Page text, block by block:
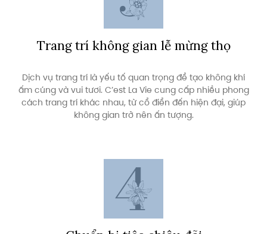
Trang trí không gian lễ mừng thọ
Dịch vụ trang trí là yếu tố quan trọng để tạo không khí
ấm cúng và vui tươi. C’est La Vie cung cấp nhiều phong
cách trang trí khác nhau, từ cổ điển đến hiện đại, giúp
không gian trở nên ấn tượng.